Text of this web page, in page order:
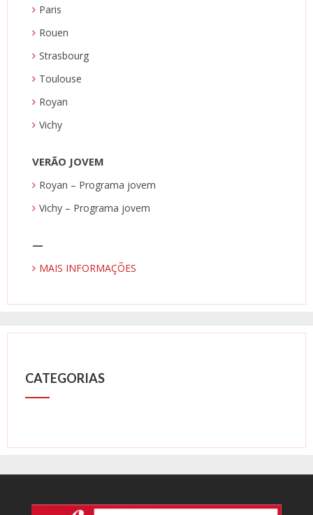
Paris
Rouen
Strasbourg
Toulouse
Royan
Vichy
VERÃO JOVEM
Royan – Programa jovem
Vichy – Programa jovem
—
MAIS INFORMAÇÕES
CATEGORIAS